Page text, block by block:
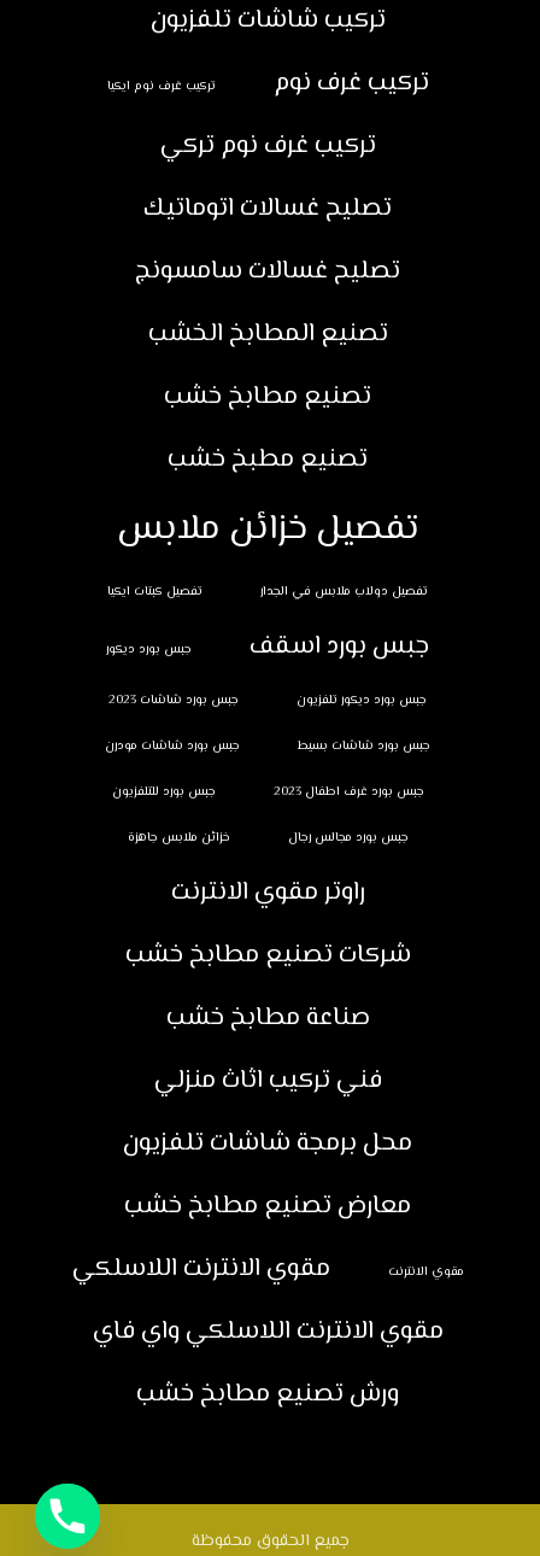
تركيب شاشات تلفزيون
تركيب غرف نوم
تركيب غرف نوم ايكيا
تركيب غرف نوم تركي
تصليح غسالات اتوماتيك
تصليح غسالات سامسونج
تصنيع المطابخ الخشب
تصنيع مطابخ خشب
تصنيع مطبخ خشب
تفصيل خزائن ملابس
تفصيل دولاب ملابس في الجدار تفصيل كبتات ايكيا
جبس بورد اسقف جبس بورد ديكور
جبس بورد ديكور تلفزيون جبس بورد شاشات 2023
جبس بورد شاشات بسيط جبس بورد شاشات مودرن
جبس بورد غرف اطفال 2023 جبس بورد للتلفزيون
جبس بورد مجالس رجال خزائن ملابس جاهزة
راوتر مقوي الانترنت
شركات تصنيع مطابخ خشب
صناعة مطابخ خشب
فني تركيب اثاث منزلي
محل برمجة شاشات تلفزيون
معارض تصنيع مطابخ خشب
مقوي الانترنت
مقوي الانترنت اللاسلكي
مقوي الانترنت اللاسلكي واي فاي
ورش تصنيع مطابخ خشب
جميع الحقوق محفوظة